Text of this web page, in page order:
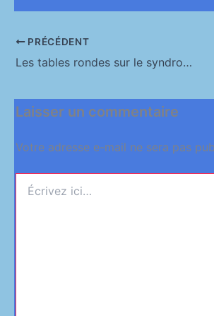
PRÉCÉDENT
Les tables rondes sur le syndrome de Guillain-Barré
Laisser un commentaire
Votre adresse e-mail ne sera pas
ici…